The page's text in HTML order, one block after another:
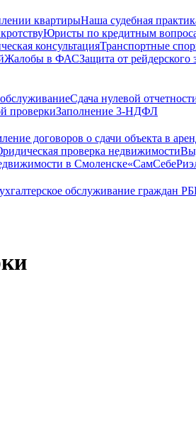
квартирыНаша судебная
Юристы по кредитным
консультацияТранспортные
Жалобы в ФАСЗащита от рейдерского
Сдача нулевой
проверкиЗаполнение 3-НДФЛ
договоров о сдачи объекта в
проверка недвижимости
в Cмоленске
обслуживание граждан РБ